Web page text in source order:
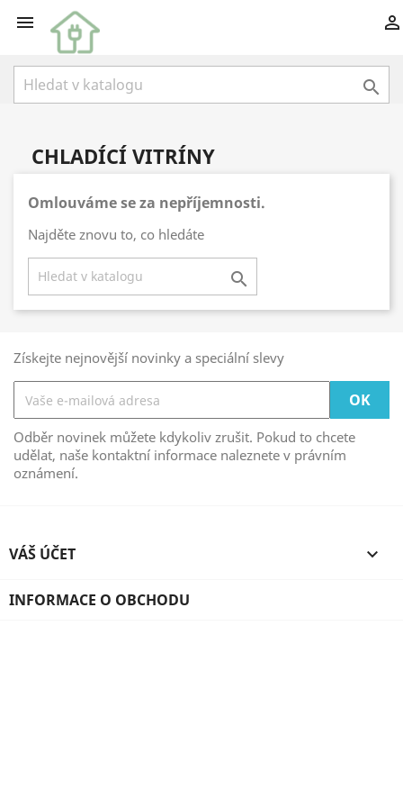
 

CHLADÍCÍ VITRÍNY
Omlouváme se za nepříjemnosti.
Najděte znovu to, co hledáte

Získejte nejnovější novinky a speciální slevy
Odběr novinek můžete kdykoliv zrušit. Pokud to chcete
udělat, naše kontaktní informace naleznete v právním
oznámení.
VÁŠ ÚČET 
INFORMACE O OBCHODU